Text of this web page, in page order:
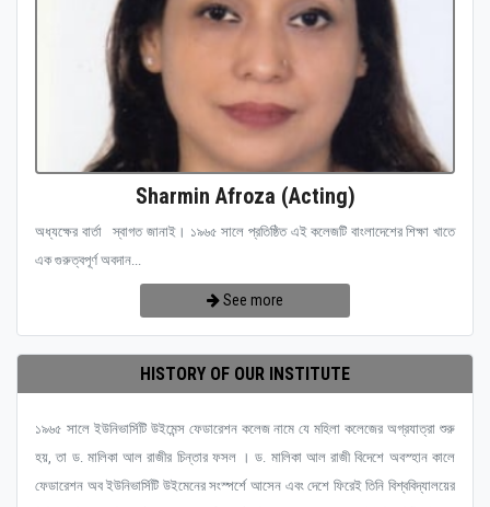
Sharmin Afroza (Acting)
অধ্যক্ষের বার্তা স্বাগত জানাই। ১৯৬৫ সালে প্রতিষ্ঠিত এই কলেজটি বাংলাদেশের শিক্ষা খাতে
এক গুরুত্বপূর্ণ অবদান...
See more
HISTORY OF OUR INSTITUTE
১৯৬৫ সালে ইউনিভার্সিটি উইমেন্স ফেডারেশন কলেজ নামে যে মহিলা কলেজের অগ্রযাত্রা শুরু
হয়, তা ড. মালিকা আল রাজীর চিন্তার ফসল । ড. মালিকা আল রাজী বিদেশে অবস্হান কালে
ফেডারেশন অব ইউনিভার্সিটি উইমেনের সংস্পর্শে আসেন এবং দেশে ফিরেই তিনি বিশ্ববিদ্যালয়ের